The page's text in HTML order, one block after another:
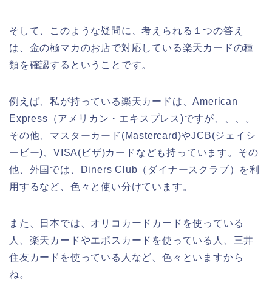
そして、このような疑問に、考えられる１つの答え
は、金の極マカのお店で対応している楽天カードの種
類を確認するということです。
例えば、私が持っている楽天カードは、American
Express（アメリカン・エキスプレス)ですが、、、。
その他、マスターカード(Mastercard)やJCB(ジェイシ
ービー)、VISA(ビザ)カードなども持っています。その
他、外国では、Diners Club（ダイナースクラブ）を利
用するなど、色々と使い分けています。
また、日本では、オリコカードカードを使っている
人、楽天カードやエポスカードを使っている人、三井
住友カードを使っている人など、色々といますから
ね。